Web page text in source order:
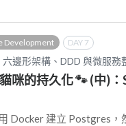
Development DAY 7
邊形架構、DDD 與微服務
咪的持久化 🐾 (中)
Docker 建立 Postgres，